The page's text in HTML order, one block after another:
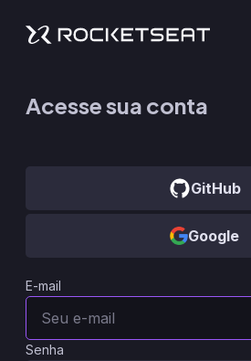
Acesse sua conta
GitHub
Google
E-mail
Senha